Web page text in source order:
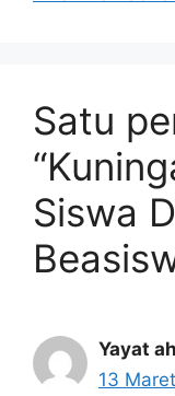
Satu
Siswa
Yayat
13